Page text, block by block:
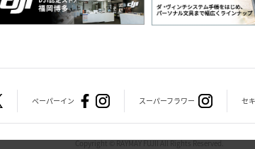
ペーパーイン スーパーフラワー セ
Copyright © RAYMAY FUJII All Rights Reserved.